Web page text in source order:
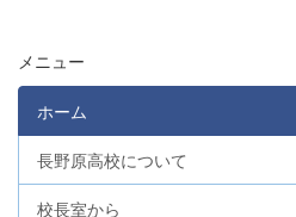
メニュー
ホーム
長野原高校について
校長室から